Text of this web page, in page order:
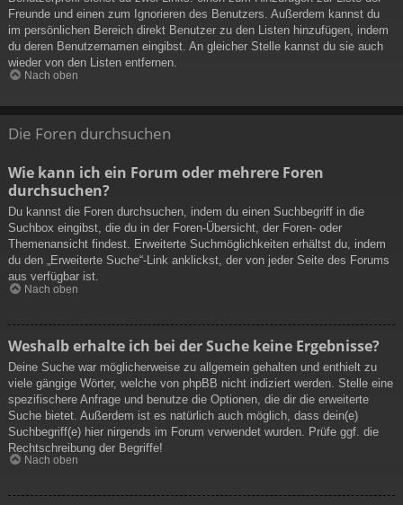
Freunde und einen zum Ignorieren des Benutzers. Außerdem kannst du
im persönlichen Bereich direkt Benutzer zu den Listen hinzufügen, indem
du deren Benutzernamen eingibst. An gleicher Stelle kannst du sie auch
wieder von den Listen entfernen.
Nach oben
Die Foren durchsuchen
Wie kann ich ein Forum oder mehrere Foren
durchsuchen?
Du kannst die Foren durchsuchen, indem du einen Suchbegriff in die
Suchbox eingibst, die du in der Foren-Übersicht, der Foren- oder
Themenansicht findest. Erweiterte Suchmöglichkeiten erhältst du, indem
du den „Erweiterte Suche“-Link anklickst, der von jeder Seite des Forums
aus verfügbar ist.
Nach oben
Weshalb erhalte ich bei der Suche keine Ergebnisse?
Deine Suche war möglicherweise zu allgemein gehalten und enthielt zu
viele gängige Wörter, welche von phpBB nicht indiziert werden. Stelle eine
spezifischere Anfrage und benutze die Optionen, die dir die erweiterte
Suche bietet. Außerdem ist es natürlich auch möglich, dass dein(e)
Suchbegriff(e) hier nirgends im Forum verwendet wurden. Prüfe ggf. die
Rechtschreibung der Begriffe!
Nach oben